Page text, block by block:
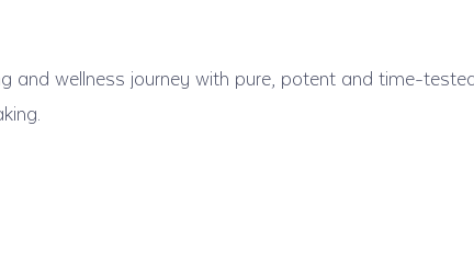
and wellness journey with pure, potent and time-